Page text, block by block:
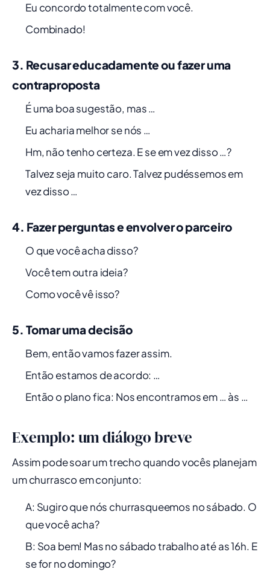
Eu concordo totalmente com você.
Combinado!
3. Recusar educadamente ou fazer uma
contraproposta
É uma boa sugestão, mas …
Eu acharia melhor se nós …
Hm, não tenho certeza. E se em vez disso …?
Talvez seja muito caro. Talvez pudéssemos em
vez disso …
4. Fazer perguntas e envolver o parceiro
O que você acha disso?
Você tem outra ideia?
Como você vê isso?
5. Tomar uma decisão
Bem, então vamos fazer assim.
Então estamos de acordo: …
Então o plano fica: Nos encontramos em … às …
Exemplo: um diálogo breve
Assim pode soar um trecho quando vocês planejam
um churrasco em conjunto:
A: Sugiro que nós churrasqueemos no sábado. O
que você acha?
B: Soa bem! Mas no sábado trabalho até as 16h. E
se for no domingo?